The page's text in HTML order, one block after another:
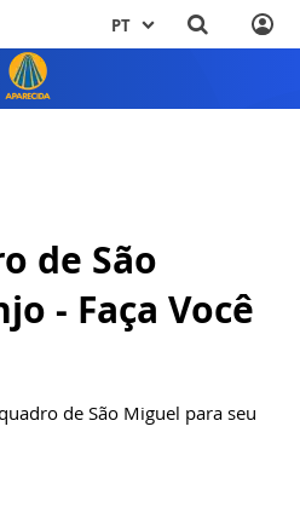
PT
de São
- Faça Você
de São Miguel para seu